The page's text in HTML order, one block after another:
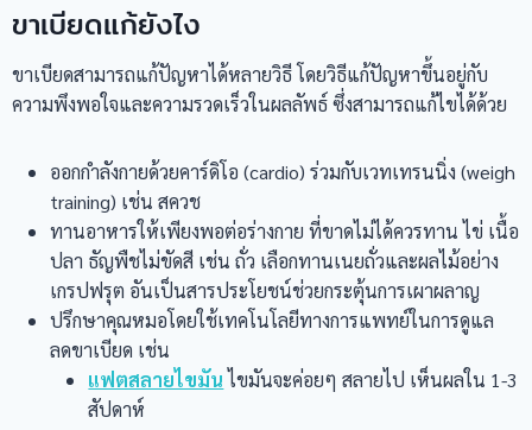
ขาเบียดแก้ยังไง
ขาเบียดสามารถแก้ปัญหาได้หลายวิธี โดยวิธีแก้ปัญหาขึ้นอยู่กับ
ความพึงพอใจและความรวดเร็วในผลลัพธ์ ซึ่งสามารถแก้ไขได้ด้วย
ออกกำลังกายด้วยคาร์ดิโอ (cardio) ร่วมกับเวทเทรนนิ่ง (weigh
training) เช่น สควช
ทานอาหารให้เพียงพอต่อร่างกาย ที่ขาดไม่ได้ควรทาน ไข่ เนื้อ
ปลา ธัญพืชไม่ขัดสี เช่น ถั่ว เลือกทานเนยถั่วและผลไม้อย่าง
เกรปฟรุต อันเป็นสารประโยชน์ช่วยกระตุ้นการเผาผลาญ
ปรึกษาคุณหมอโดยใช้เทคโนโลยีทางการแพทย์ในการดูแล
ลดขาเบียด เช่น
แฟตสลายไขมันไขมันจะค่อยๆ สลายไป เห็นผลใน 1-3
สัปดาห์